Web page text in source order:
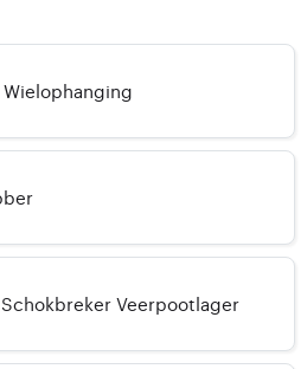
Veerpootlager